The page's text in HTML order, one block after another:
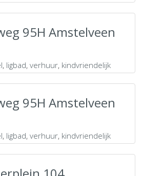
95H Amstelveen
, ligbad, verhuur, kindvriendelijk
95H Amstelveen
, ligbad, verhuur, kindvriendelijk